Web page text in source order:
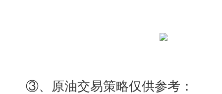
③、原油交易策略仅供参考：